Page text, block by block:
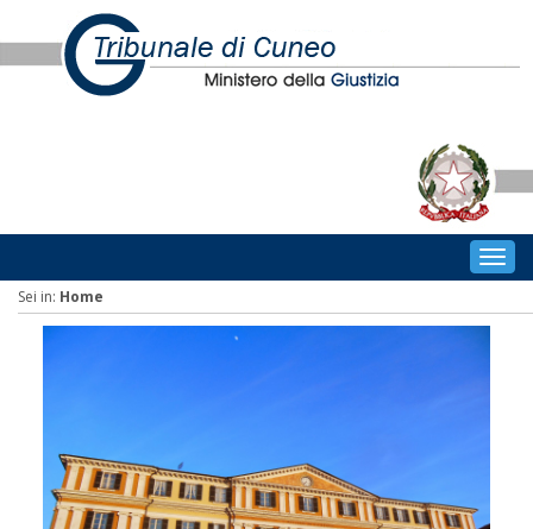
Sei in: Home